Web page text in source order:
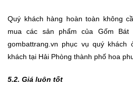
Quý khách hàng hoàn toàn không
mua các sản phẩm của Gốm
gombattrang.vn phục vụ quý
khách tại Hải Phòng thành phố hoa
5.2. Giá luôn tốt